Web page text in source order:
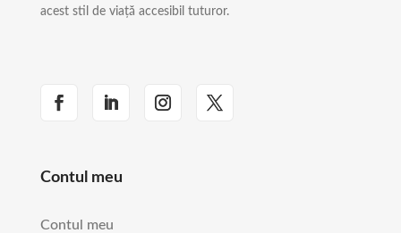
acest stil de viață accesibil tuturor.
Contul meu
Contul meu